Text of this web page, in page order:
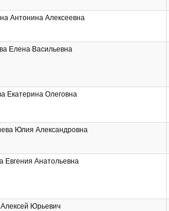
Антонина Алексеевна
Елена Васильевна
Екатерина Олеговна
Юлия Александровна
Евгения Анатольевна
Алексей Юрьевич